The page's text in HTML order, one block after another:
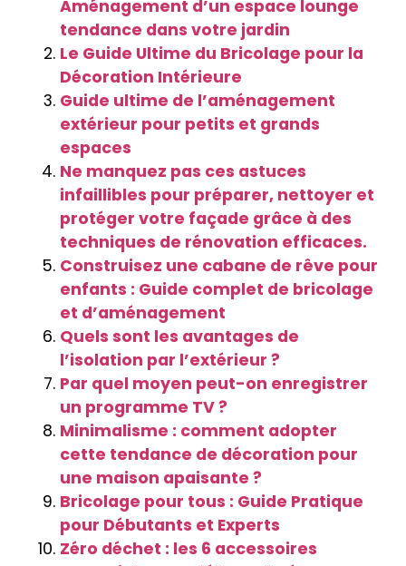
Aménagement d’un espace lounge
tendance dans votre jardin
Le Guide Ultime du Bricolage pour la
Décoration Intérieure
Guide ultime de l’aménagement
extérieur pour petits et grands
espaces
Ne manquez pas ces astuces
infaillibles pour préparer, nettoyer et
protéger votre façade grâce à des
techniques de rénovation efficaces.
Construisez une cabane de rêve pour
enfants : Guide complet de bricolage
et d’aménagement
Quels sont les avantages de
l’isolation par l’extérieur ?
Par quel moyen peut-on enregistrer
un programme TV ?
Minimalisme : comment adopter
cette tendance de décoration pour
une maison apaisante ?
Bricolage pour tous : Guide Pratique
pour Débutants et Experts
Zéro déchet : les 6 accessoires